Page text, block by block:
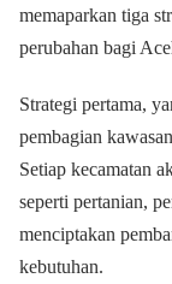
memaparkan tiga
perubahan bagi
Strategi pertama,
pembagian
Setiap kecamatan
seperti pertanian,
menciptakan
kebutuhan.